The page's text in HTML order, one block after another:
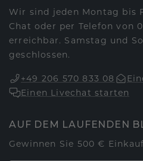
Wir sind jeden Montag bis
Chat oder per Telefon von
erreichbar. Samstag und
geschlossen.
+49 206 570 833 08
Einen Livechat starten
AUF DEM LAUFENDEN
Gewinnen Sie 500 €